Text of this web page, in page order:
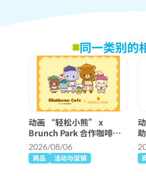
同一类别的
动画 “轻松小熊” x
Brunch Park 合作咖啡厅
将举行！
2026/08/06
商品 活动与促销